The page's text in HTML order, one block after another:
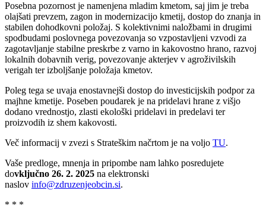
Posebna pozornost je namenjena mladim kmetom, saj jim je treba
olajšati prevzem, zagon in modernizacijo kmetij, dostop do znanja in
stabilen dohodkovni položaj. S kolektivnimi naložbami in drugimi
spodbudami poslovnega povezovanja so vzpostavljeni vzvodi za
zagotavljanje stabilne preskrbe z varno in kakovostno hrano, razvoj
lokalnih dobavnih verig, povezovanje akterjev v agroživilskih
verigah ter izboljšanje položaja kmetov.
Poleg tega se uvaja enostavnejši dostop do investicijskih podpor za
majhne kmetije. Poseben poudarek je na pridelavi hrane z višjo
dodano vrednostjo, zlasti ekološki pridelavi in predelavi ter
proizvodih iz shem kakovosti.
Več informacij v zvezi s Strateškim načrtom je na voljo TU.
Vaše predloge, mnenja in pripombe nam lahko posredujete
dovključno 26. 2. 2025 na elektronski
naslov info@zdruzenjeobcin.si.
* * *